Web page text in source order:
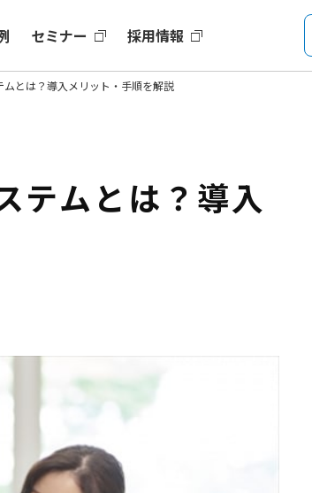
セミナー 採用情報
とは？導入メリット・手順を解説
テムとは？導入